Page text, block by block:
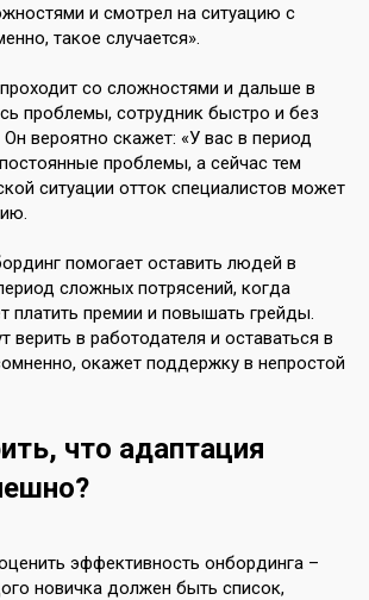
и смотрел на ситуацию с
такое случается».
со сложностями и дальше в
проблемы, сотрудник быстро и без
вероятно скажет: «У вас в период
проблемы, а сейчас тем
ситуации отток специалистов может
помогает оставить людей в
сложных потрясений, когда
платить премии и повышать грейды.
верить в работодателя и оставаться в
окажет поддержку в непростой
что адаптация
эффективность онбординга –
новичка должен быть список,